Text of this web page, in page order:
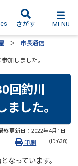
さがす MENU
市長通信
加しました。
回釣川
した。
終更新日： 2022年4月1日
（ID:638）
印刷
なっています。